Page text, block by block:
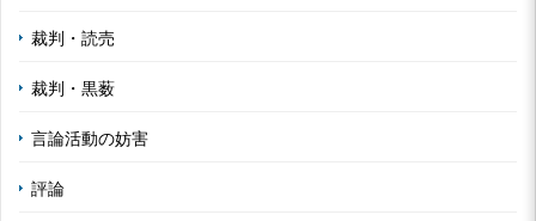
裁判・読売
裁判・黒薮
言論活動の妨害
評論